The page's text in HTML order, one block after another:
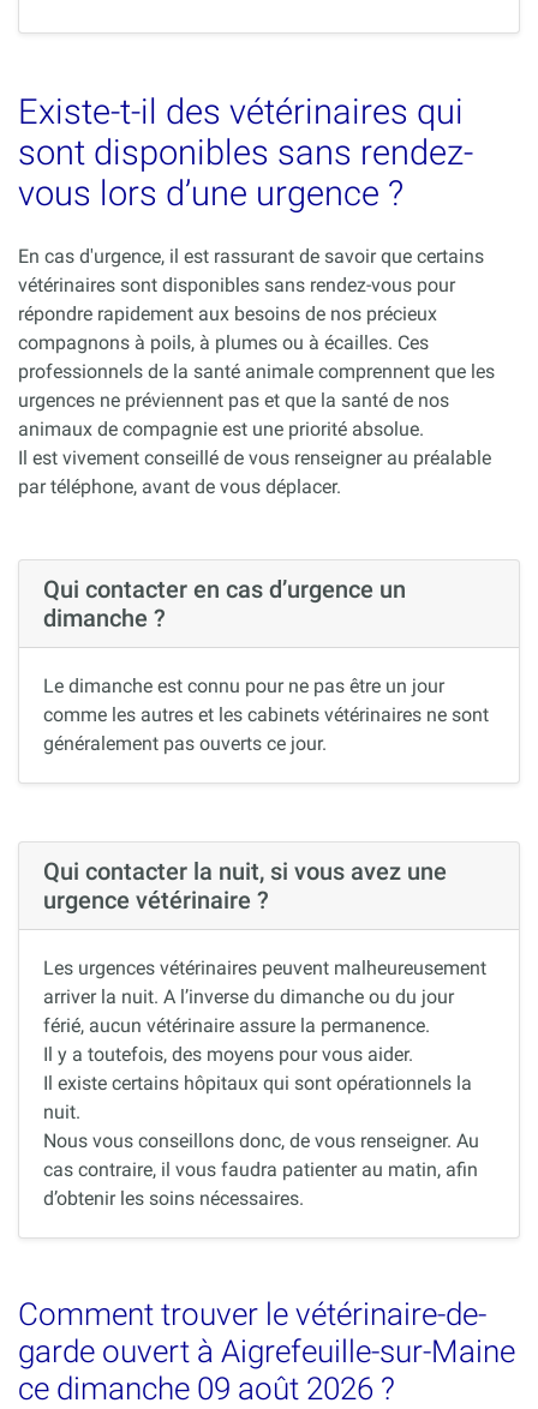
Existe-t-il des vétérinaires qui
sont disponibles sans rendez-
vous lors d’une urgence ?
En cas d'urgence, il est rassurant de savoir que certains
vétérinaires sont disponibles sans rendez-vous pour
répondre rapidement aux besoins de nos précieux
compagnons à poils, à plumes ou à écailles. Ces
professionnels de la santé animale comprennent que les
urgences ne préviennent pas et que la santé de nos
animaux de compagnie est une priorité absolue.
Il est vivement conseillé de vous renseigner au préalable
par téléphone, avant de vous déplacer.
Qui contacter en cas d’urgence un
dimanche ?
Le dimanche est connu pour ne pas être un jour
comme les autres et les cabinets vétérinaires ne sont
généralement pas ouverts ce jour.
Qui contacter la nuit, si vous avez une
urgence vétérinaire ?
Les urgences vétérinaires peuvent malheureusement
arriver la nuit. A l’inverse du dimanche ou du jour
férié, aucun vétérinaire assure la permanence.
Il y a toutefois, des moyens pour vous aider.
Il existe certains hôpitaux qui sont opérationnels la
nuit.
Nous vous conseillons donc, de vous renseigner. Au
cas contraire, il vous faudra patienter au matin, afin
d’obtenir les soins nécessaires.
Comment trouver le vétérinaire-de-
garde ouvert à Aigrefeuille-sur-Maine
ce dimanche 09 août 2026 ?